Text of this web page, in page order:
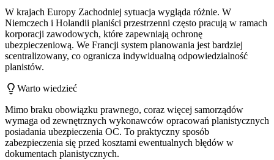
W krajach Europy Zachodniej sytuacja wygląda różnie. W
Niemczech i Holandii planiści przestrzenni często pracują w ramach
korporacji zawodowych, które zapewniają ochronę
ubezpieczeniową. We Francji system planowania jest bardziej
scentralizowany, co ogranicza indywidualną odpowiedzialność
planistów.
Warto wiedzieć
Mimo braku obowiązku prawnego, coraz więcej samorządów
wymaga od zewnętrznych wykonawców opracowań planistycznych
posiadania ubezpieczenia OC. To praktyczny sposób
zabezpieczenia się przed kosztami ewentualnych błędów w
dokumentach planistycznych.